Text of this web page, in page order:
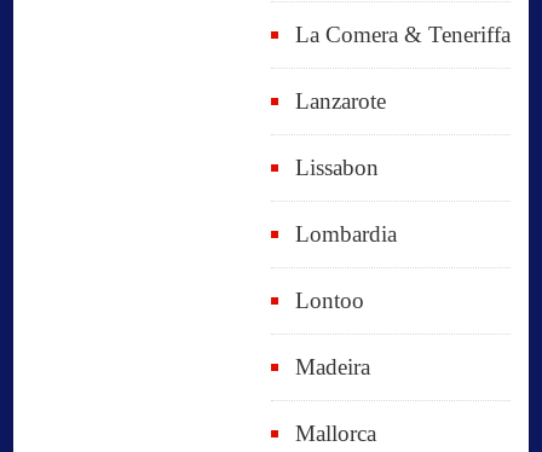
La Comera & Teneriffa
Lanzarote
Lissabon
Lombardia
Lontoo
Madeira
Mallorca